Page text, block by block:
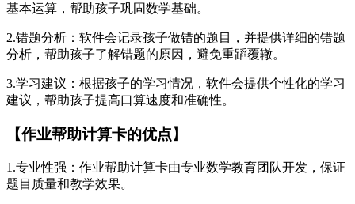
基本运算，帮助孩子巩固数学基础。
2.错题分析：软件会记录孩子做错的题目，并提供详细的错题
分析，帮助孩子了解错题的原因，避免重蹈覆辙。
3.学习建议：根据孩子的学习情况，软件会提供个性化的学习
建议，帮助孩子提高口算速度和准确性。
【作业帮助计算卡的优点】
1.专业性强：作业帮助计算卡由专业数学教育团队开发，保证
题目质量和教学效果。